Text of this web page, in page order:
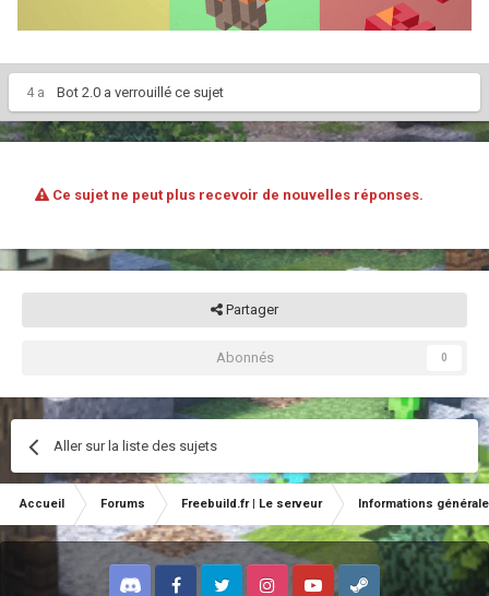
4 a Bot 2.0 a verrouillé ce sujet
Ce sujet ne peut plus recevoir de nouvelles réponses.
Partager
Abonnés 0
Aller sur la liste des sujets
Accueil Forums Freebuild.fr | Le serveur Informations